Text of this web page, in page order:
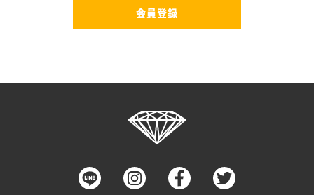
会員登録